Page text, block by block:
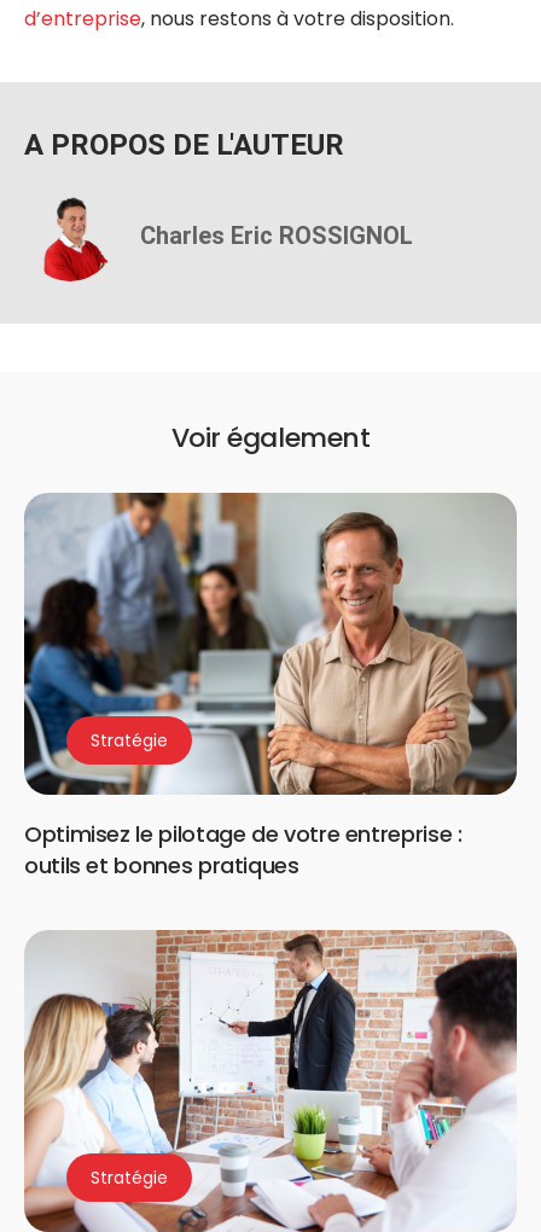
d’entreprise, nous restons à votre disposition.
A PROPOS DE L'AUTEUR
Charles Eric ROSSIGNOL
Voir également
Optimisez le pilotage de votre entreprise :
outils et bonnes pratiques
Stratégie
Stratégie